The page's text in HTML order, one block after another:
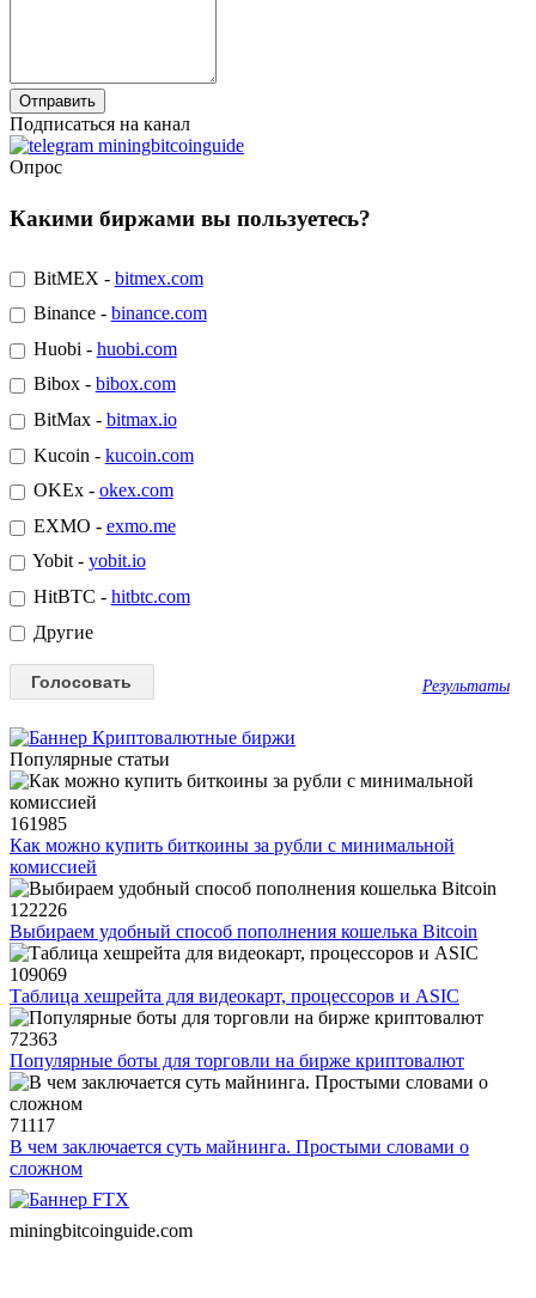
Подписаться на канал
Опрос
Какими биржами вы пользуетесь?
BitMEX - bitmex.com
Binance - binance.com
Huobi - huobi.com
Bibox - bibox.com
BitMax - bitmax.io
Kucoin - kucoin.com
OKEx - okex.com
EXMO - exmo.me
Yobit - yobit.io
HitBTC - hitbtc.com
Другие
Результаты
Популярные статьи
161985
Как можно купить биткоины за рубли с минимальной
комиссией
122226
Выбираем удобный способ пополнения кошелька Bitcoin
109069
Таблица хешрейта для видеокарт, процессоров и ASIC
72363
Популярные боты для торговли на бирже криптовалют
71117
В чем заключается суть майнинга. Простыми словами о
сложном
miningbitcoinguide.com